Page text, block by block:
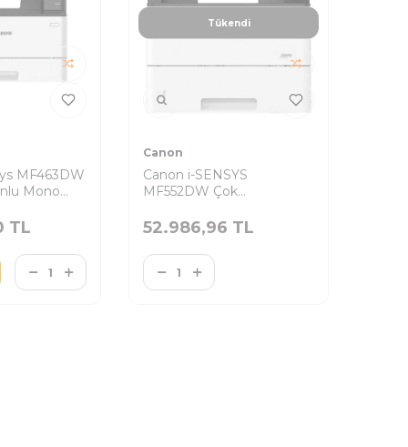
MF463DW
Mono
TL
Tükendi
Canon
Canon i-SENSYS
MF552DW Çok
52.986,96 TL